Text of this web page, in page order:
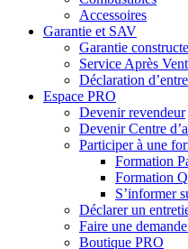
Accessoires
Garantie et SAV
Garantie
Service Après
Déclaration
Espace PRO
Devenir revendeur
Devenir Centre
Participer à une
Formation
Formation
S’informer
Déclarer un
Faire une
Boutique PRO